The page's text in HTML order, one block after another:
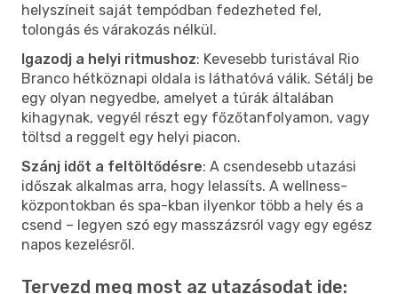
helyszíneit saját tempódban fedezheted fel,
tolongás és várakozás nélkül.
Igazodj a helyi ritmushoz: Kevesebb turistával Rio
Branco hétköznapi oldala is láthatóvá válik. Sétálj be
egy olyan negyedbe, amelyet a túrák általában
kihagynak, vegyél részt egy főzőtanfolyamon, vagy
töltsd a reggelt egy helyi piacon.
Szánj időt a feltöltődésre: A csendesebb utazási
időszak alkalmas arra, hogy lelassíts. A wellness-
központokban és spa-kban ilyenkor több a hely és a
csend – legyen szó egy masszázsról vagy egy egész
napos kezelésről.
Tervezd meg most az utazásodat ide: